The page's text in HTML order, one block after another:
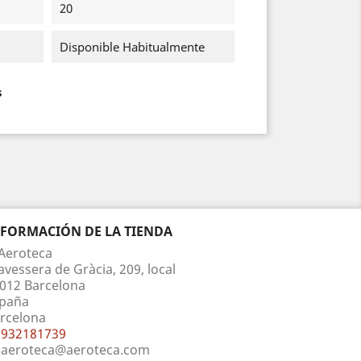
20
Disponible Habitualmente
DE LA TIENDA
de Gràcia, 209, local
Barcelona
932181739